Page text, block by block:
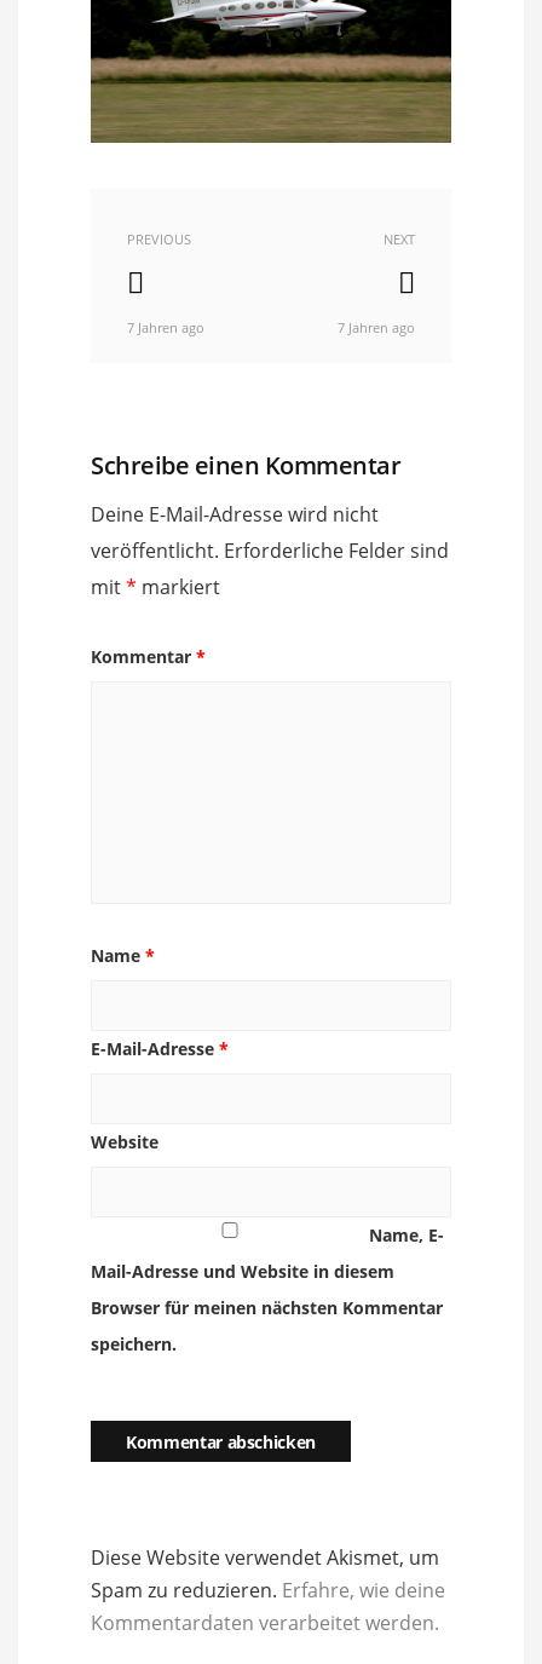
PREVIOUS
7 Jahren ago
NEXT
7 Jahren ago
Schreibe einen Kommentar
Deine E-Mail-Adresse wird nicht
veröffentlicht. Erforderliche Felder sind
mit* markiert
Kommentar *
Name *
E-Mail-Adresse *
Website
Name, E-
Mail-Adresse und Website in diesem
Browser für meinen nächsten Kommentar
speichern.
Diese Website verwendet Akismet, um
Spam zu reduzieren. Erfahre, wie deine
Kommentardaten verarbeitet werden.